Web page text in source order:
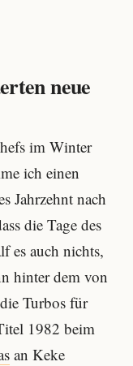
neue
im Winter
ich einen
Jahrzehnt nach
die Tage des
es auch nichts,
hinter dem von
Turbos für
1982 beim
an Keke